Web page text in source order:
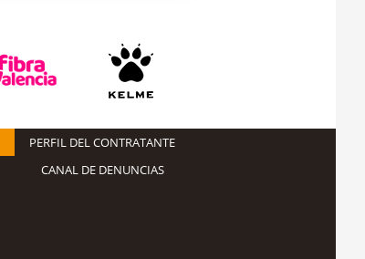
PERFIL DEL CONTRATANTE
CANAL DE DENUNCIAS